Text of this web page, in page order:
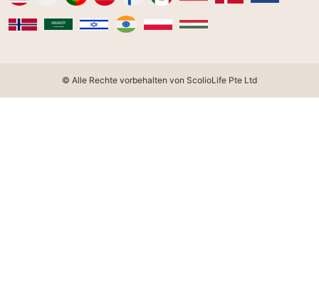
© Alle Rechte vorbehalten von ScolioLife Pte Ltd